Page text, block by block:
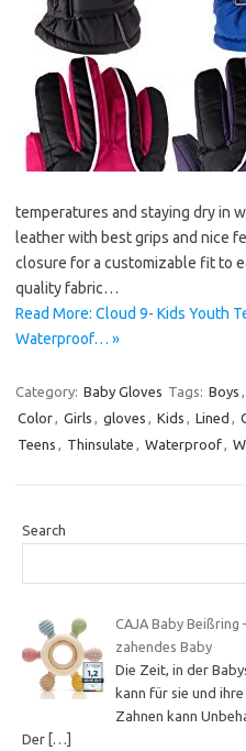
temperatures and staying dry in
leather with best grips and nice
closure for a customizable fit to
quality fabric…
Read More: Cloud 9- Kids Youth
Waterproof… »
Category: Baby Gloves Tags: Boys ,
Color, Girls , gloves , Kids , Lined ,
Teens , Thinsulate , Waterproof,
Search
CAJA Baby
zahendes Baby
Die Zeit, in der
kann für sie und
Zahnen kann
Der […]